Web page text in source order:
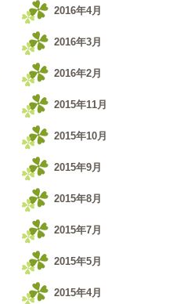
2016年4月
2016年3月
2016年2月
2015年11月
2015年10月
2015年9月
2015年8月
2015年7月
2015年5月
2015年4月